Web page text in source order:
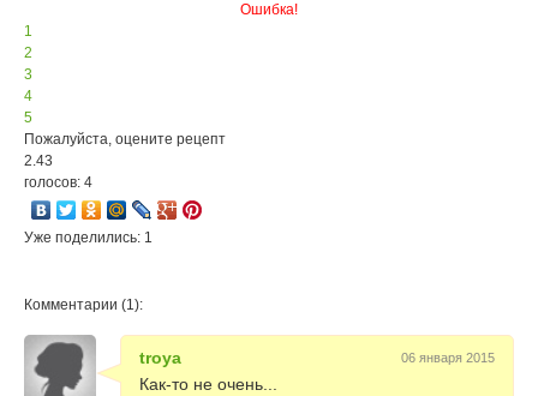
Ошибка!
1
2
3
4
5
Пожалуйста, оцените рецепт
2.43
голосов: 4
Уже поделились: 1
Комментарии (1):
troya 06 января 2015
Как-то не очень...